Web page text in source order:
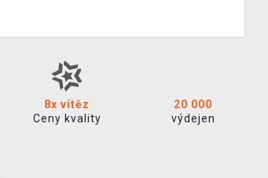
8x vítěz
Ceny kvality
20 000
výdejen